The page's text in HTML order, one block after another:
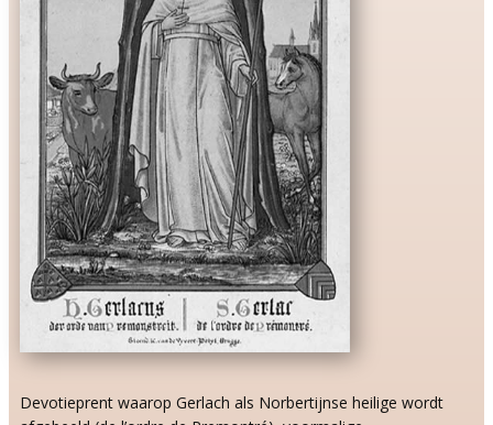
Devotieprent waarop Gerlach als Norbertijnse heilige wordt